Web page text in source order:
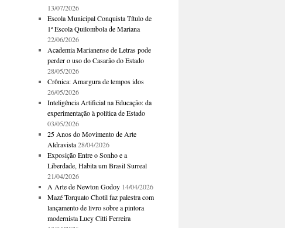
13/07/2026
Escola Municipal Conquista Título de
1ª Escola Quilombola de Mariana
22/06/2026
Academia Marianense de Letras pode
perder o uso do Casarão do Estado
28/05/2026
Crônica: Amargura de tempos idos
26/05/2026
Inteligência Artificial na Educação: da
experimentação à política de Estado
03/05/2026
25 Anos do Movimento de Arte
Aldravista 28/04/2026
Exposição Entre o Sonho e a
Liberdade, Habita um Brasil Surreal
21/04/2026
A Arte de Newton Godoy 14/04/2026
Mazé Torquato Chotil faz palestra com
lançamento de livro sobre a pintora
modernista Lucy Citti Ferreira